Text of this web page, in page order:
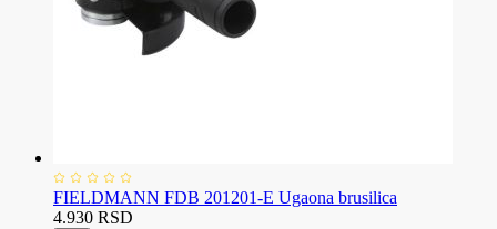
FIELDMANN FDB 201201-E Ugaona brusilica
4.930 RSD